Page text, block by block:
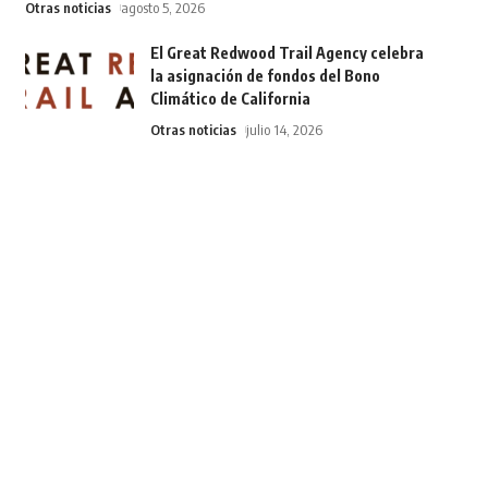
Otras noticias agosto 5, 2026
El Great Redwood Trail Agency celebra
la asignación de fondos del Bono
Climático de California
Otras noticias julio 14, 2026